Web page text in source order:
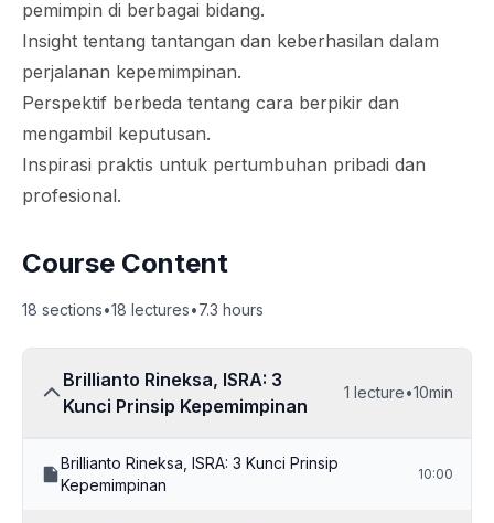
pemimpin di berbagai bidang.
Insight tentang tantangan dan keberhasilan dalam
perjalanan kepemimpinan.
Perspektif berbeda tentang cara berpikir dan
mengambil keputusan.
Inspirasi praktis untuk pertumbuhan pribadi dan
profesional.
Course Content
18 sections•18 lectures•7.3 hours
Brillianto Rineksa, ISRA: 3
Kunci Prinsip Kepemimpinan
1 lecture•10min
Brillianto Rineksa, ISRA: 3 Kunci Prinsip
Kepemimpinan
10:00